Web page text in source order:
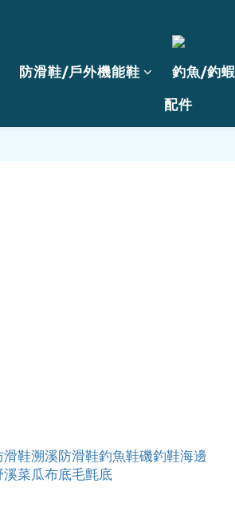
防滑鞋/戶外機能鞋 釣魚/釣蝦
配件